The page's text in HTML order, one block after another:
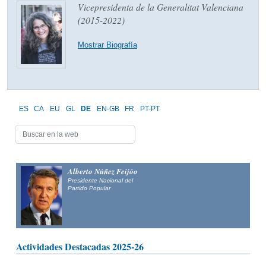
Vicepresidenta de la Generalitat Valenciana
(2015-2022)
Mostrar Biografía
ES CA EU GL DE EN-GB FR PT-PT
Alberto Núñez Feijóo
Presidente Nacional del
Partido Popular
Actividades Destacadas 2025-26